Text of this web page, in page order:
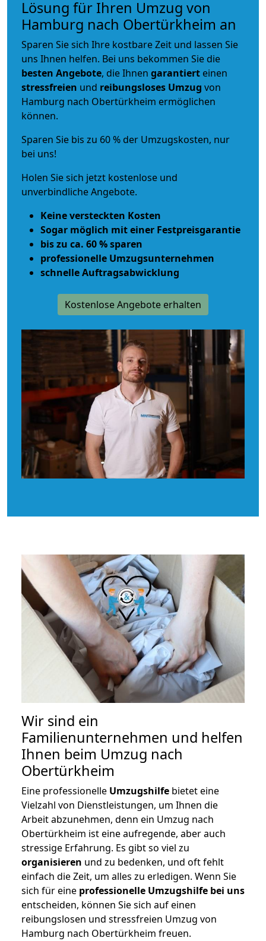
Lösung für Ihren Umzug von
Hamburg nach Obertürkheim an
Sparen Sie sich Ihre kostbare Zeit und lassen Sie
uns Ihnen helfen. Bei uns bekommen Sie die
besten Angebote, die Ihnen garantiert einen
stressfreien und reibungsloses Umzug von
Hamburg nach Obertürkheim ermöglichen
können.
Sparen Sie bis zu 60 % der Umzugskosten, nur
bei uns!
Holen Sie sich jetzt kostenlose und
unverbindliche Angebote.
Keine versteckten Kosten
Sogar möglich mit einer Festpreisgarantie
bis zu ca. 60 % sparen
professionelle Umzugsunternehmen
schnelle Auftragsabwicklung
Kostenlose Angebote erhalten
Wir sind ein
Familienunternehmen und helfen
Ihnen beim Umzug nach
Obertürkheim
Eine professionelle Umzugshilfe bietet eine
Vielzahl von Dienstleistungen, um Ihnen die
Arbeit abzunehmen, denn ein Umzug nach
Obertürkheim ist eine aufregende, aber auch
stressige Erfahrung. Es gibt so viel zu
organisieren und zu bedenken, und oft fehlt
einfach die Zeit, um alles zu erledigen. Wenn Sie
sich für eine professionelle Umzugshilfe bei uns
entscheiden, können Sie sich auf einen
reibungslosen und stressfreien Umzug von
Hamburg nach Obertürkheim freuen.